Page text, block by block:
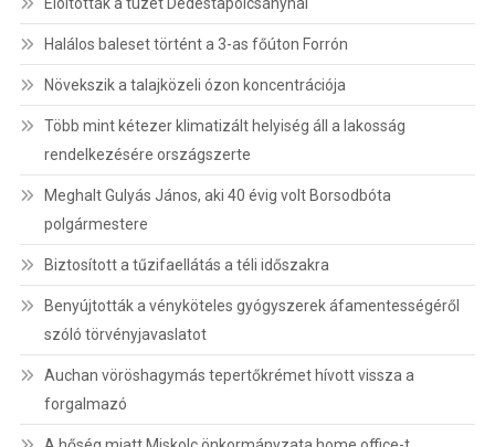
Halálos baleset történt a 3-as főúton Forrón
Növekszik a talajközeli ózon koncentrációja
Több mint kétezer klimatizált helyiség áll a lakosság
rendelkezésére országszerte
Meghalt Gulyás János, aki 40 évig volt Borsodbóta
polgármestere
Biztosított a tűzifaellátás a téli időszakra
Benyújtották a vényköteles gyógyszerek áfamentességéről
szóló törvényjavaslatot
Auchan vöröshagymás tepertőkrémet hívott vissza a
forgalmazó